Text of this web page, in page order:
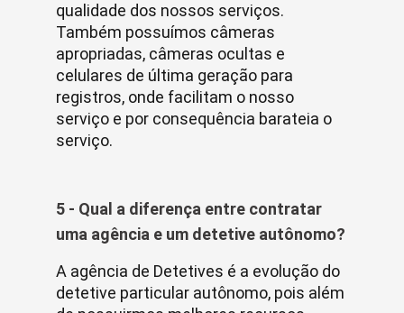
qualidade dos nossos serviços.
Também possuímos câmeras
apropriadas, câmeras ocultas e
celulares de última geração para
registros, onde facilitam o nosso
serviço e por consequência barateia o
serviço.
5 - Qual a diferença entre contratar
uma agência e um detetive autônomo?
A agência de Detetives é a evolução do
detetive particular autônomo, pois além